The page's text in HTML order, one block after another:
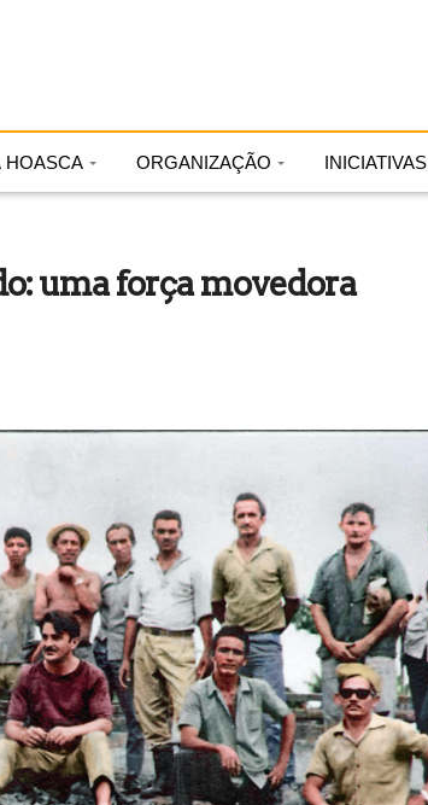
HOASCA ORGANIZAÇÃO INICIATIVAS
uma força movedora